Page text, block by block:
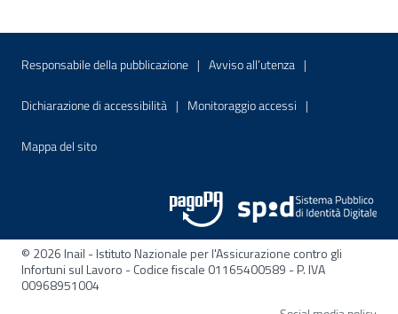
Menu di servizio
Responsabile della pubblicazione Sito interno - Apre in una nuova
Avviso all’utenza Sito interno -
Dichiarazione di accessibilità Sito interno - Apre in una nuova finestra
Monitoraggio accessi Sito interno -
Mappa del sitoSito interno - Apre nella stessa finestra
© 2026 Inail - Istituto Nazionale per l'Assicurazione contro gli
Infortuni sul Lavoro - Codice fiscale 01165400589 - P. IVA
00968951004